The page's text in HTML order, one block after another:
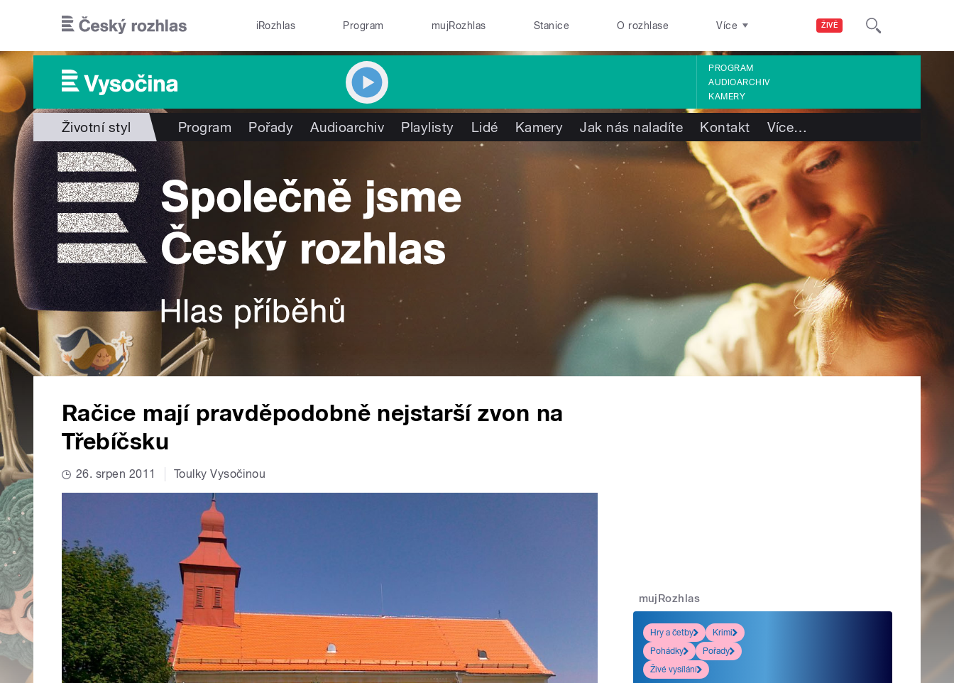
ŽIVĚ
iRozhlas Program mujRozhlas Stanice O rozhlase Více
PROGRAM
AUDIOARCHIV
KAMERY
Životní styl Program Pořady Audioarchiv Playlisty Lidé Kamery Jak nás naladíte Kontakt Více…
Račice mají pravděpodobně nejstarší zvon na
Třebíčsku
26. srpen 2011 Toulky Vysočinou
mujRozhlas
Hry a četby
Krimi
Pohádky
Pořady
Živé vysílání